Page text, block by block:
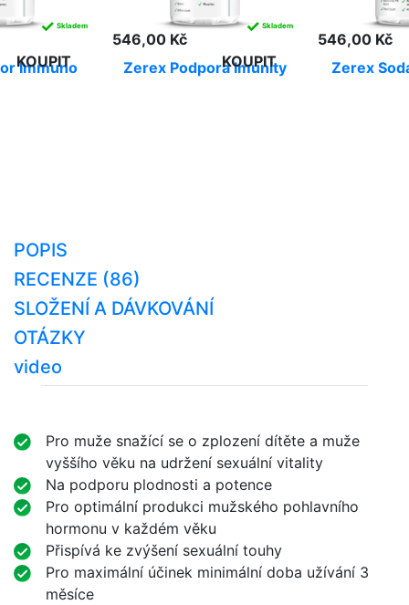
Immuno
✓ Skladem
KOUPIT Zerex Podpora Imunity
546,00 Kč
✓ Skladem
KOUPIT Zerex
546,00 Kč
POPIS
RECENZE (86)
SLOŽENÍ A DÁVKOVÁNÍ
OTÁZKY
video
Pro muže snažící se o zplození dítěte a muže
vyššího věku na udržení sexuální vitality
Na podporu plodnosti a potence
Pro optimální produkci mužského pohlavního
hormonu v každém věku
Přispívá ke zvýšení sexuální touhy
Pro maximální účinek minimální doba užívání 3
měsíce